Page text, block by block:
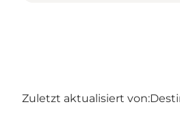
Zuletzt aktualisiert von: